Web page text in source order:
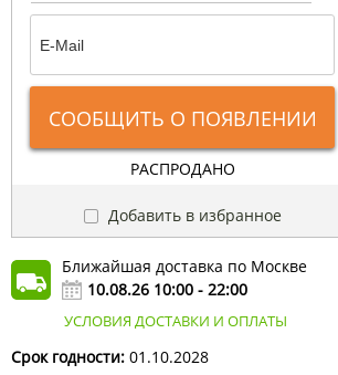
СООБЩИТЬ О ПОЯВЛЕНИИ
РАСПРОДАНО
Добавить в избранное
Ближайшая доставка по Москве
10.08.26 10:00 - 22:00
УСЛОВИЯ ДОСТАВКИ И ОПЛАТЫ
Срок годности: 01.10.2028